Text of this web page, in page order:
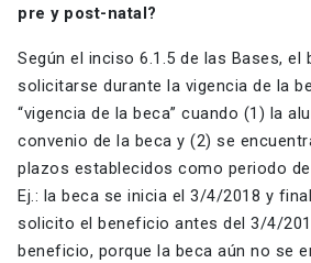
pre y post-natal?
Según el inciso 6.1.5 de las Bases, el
solicitarse durante la vigencia de la
“vigencia de la beca” cuando (1) la
convenio de la beca y (2) se
plazos establecidos como periodo
Ej.: la beca se inicia el 3/4/2018 y
solicito el beneficio antes del 3/4/
beneficio, porque la beca aún no se